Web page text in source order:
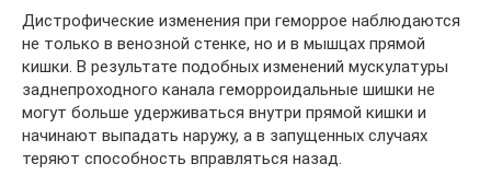
Дистрофические изменения при геморрое наблюдаются
не только в венозной стенке, но и в мышцах прямой
кишки. В результате подобных изменений мускулатуры
заднепроходного канала геморроидальные шишки не
могут больше удерживаться внутри прямой кишки и
начинают выпадать наружу, а в запущенных случаях
теряют способность вправляться назад.